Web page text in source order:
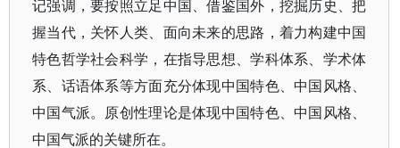
记强调，要按照立足中国、借鉴国外，挖掘历史、把
握当代，关怀人类、面向未来的思路，着力构建中国
特色哲学社会科学，在指导思想、学科体系、学术体
系、话语体系等方面充分体现中国特色、中国风格、
中国气派。原创性理论是体现中国特色、中国风格、
中国气派的关键所在。